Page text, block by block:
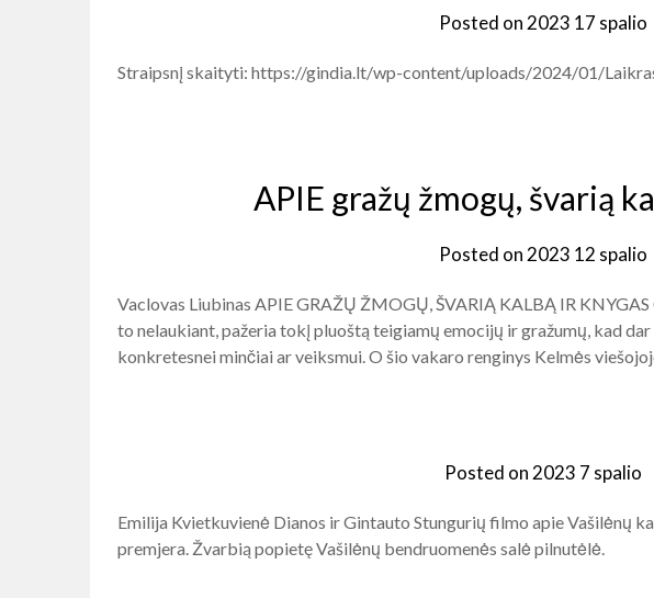
Posted on2023 17 spalio
Straipsnį skaityti: https://gindia.lt/wp-content/uploads/2024/01/
APIE gražų žmogų, švarią
Posted on2023 12 spalio
Vaclovas Liubinas APIE GRAŽŲ ŽMOGŲ, ŠVARIĄ KALBĄ IR
to nelaukiant, pažeria tokį pluoštą teigiamų emocijų ir gražumų, kad
konkretesnei minčiai ar veiksmui. O šio vakaro renginys Kelmės
Posted on2023 7 spalio
Emilija Kvietkuvienė Dianos ir Gintauto Stungurių filmo apie Vašilėnų
premjera. Žvarbią popietę Vašilėnų bendruomenės salė pilnutėlė.